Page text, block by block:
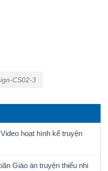
CS02-3
hoạt hình kể truyện
Giáo án truyện thiếu nhi